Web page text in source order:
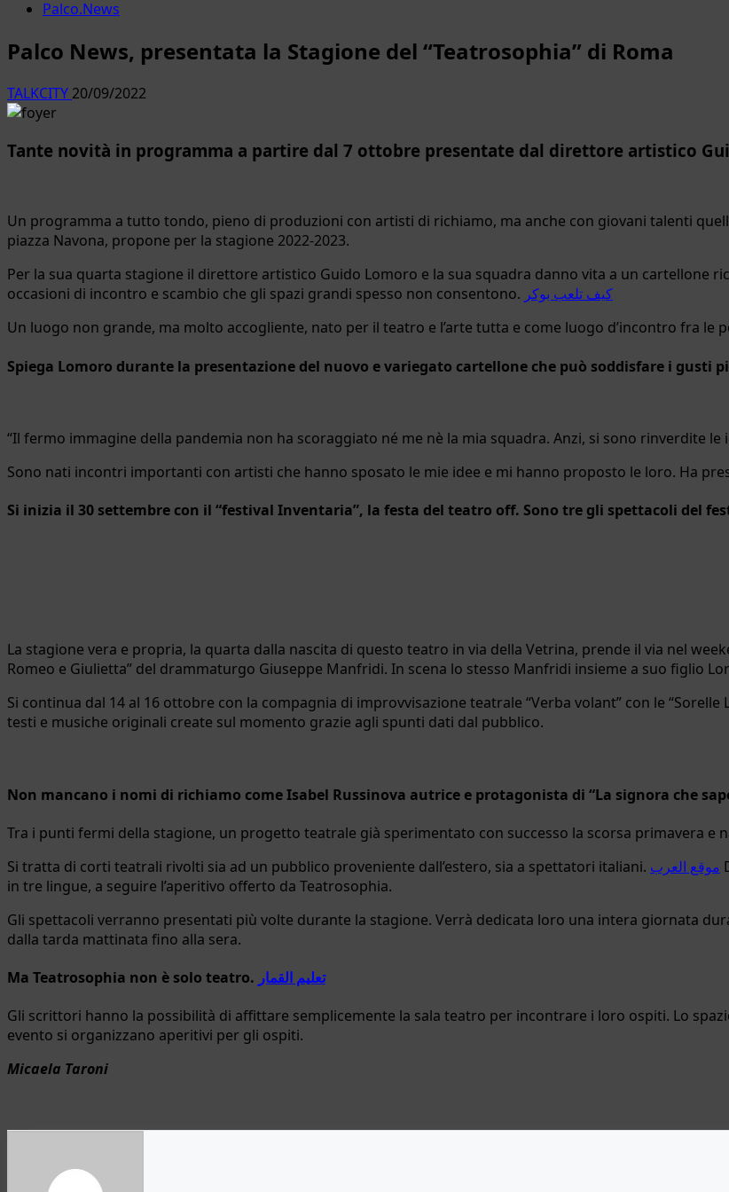
Palco.News
Palco News, presentata la Stagione del “Teatrosophia” di Roma
TALKCITY 20/09/2022
Tante novità in programma a partire dal 7 ottobre presentate dal direttore artistico
Un programma a tutto tondo, pieno di produzioni con artisti di richiamo, ma anche con giovani talenti
piazza Navona, propone per la stagione 2022-2023.
Per la sua quarta stagione il direttore artistico Guido Lomoro e la sua squadra danno vita a un cartellone
occasioni di incontro e scambio che gli spazi grandi spesso non consentono. كيف تلعب بوكر
Un luogo non grande, ma molto accogliente, nato per il teatro e l’arte tutta e come luogo d’incontro fra le
Spiega Lomoro durante la presentazione del nuovo e variegato cartellone che può soddisfare i gusti
“Il fermo immagine della pandemia non ha scoraggiato né me nè la mia squadra. Anzi, si sono rinverdite
Sono nati incontri importanti con artisti che hanno sposato le mie idee e mi hanno proposto le loro. Ha
Si inizia il 30 settembre con il “festival Inventaria”, la festa del teatro off. Sono tre gli spettacoli del
La stagione vera e propria, la quarta dalla nascita di questo teatro in via della Vetrina, prende il via nel
Romeo e Giulietta” del drammaturgo Giuseppe Manfridi. In scena lo stesso Manfridi insieme a suo figlio
Si continua dal 14 al 16 ottobre con la compagnia di improvvisazione teatrale “Verba volant” con le
testi e musiche originali create sul momento grazie agli spunti dati dal pubblico.
Non mancano i nomi di richiamo come Isabel Russinova autrice e protagonista di “La signora che
Tra i punti fermi della stagione, un progetto teatrale già sperimentato con successo la scorsa primavera e
Si tratta di corti teatrali rivolti sia ad un pubblico proveniente dall’estero, sia a spettatori italiani. موقع العرب
in tre lingue, a seguire l’aperitivo offerto da Teatrosophia.
Gli spettacoli verranno presentati più volte durante la stagione. Verrà dedicata loro una intera giornata
dalla tarda mattinata fino alla sera.
Ma Teatrosophia non è solo teatro. تعليم القمار
Gli scrittori hanno la possibilità di affittare semplicemente la sala teatro per incontrare i loro ospiti. Lo
evento si organizzano aperitivi per gli ospiti.
Micaela Taroni